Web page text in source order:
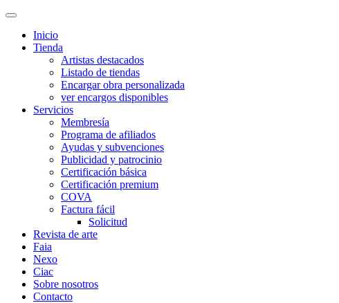
Inicio
Tienda
Artistas destacados
Listado de tiendas
Encargar obra personalizada
ver encargos disponibles
Servicios
Membresía
Programa de afiliados
Ayudas y subvenciones
Publicidad y patrocinio
Certificación básica
Certificación premium
COVA
Factura fácil
Solicitud
Revista de arte
Faia
Nexo
Ciac
Sobre nosotros
Contacto